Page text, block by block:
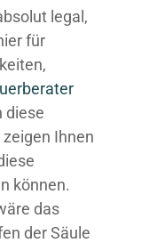
legal,
für
diese
Ihnen
können.
das
der Säule